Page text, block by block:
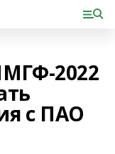
2022
с ПАО